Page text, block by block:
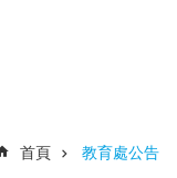
首頁 教育處公告